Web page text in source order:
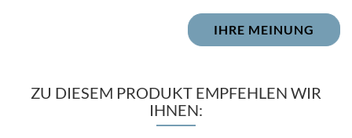
IHRE MEINUNG
ZU DIESEM PRODUKT EMPFEHLEN WIR
IHNEN: